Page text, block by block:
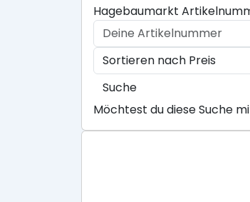
Hagebaumarkt
Suche
Möchtest du diese Suche